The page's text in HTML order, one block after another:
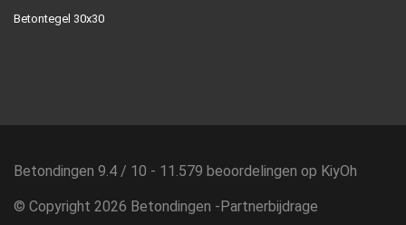
Betontegel 30x30
Betondingen 9.4 / 10 - 11.579 beoordelingen op KiyOh
© Copyright 2026 Betondingen - Partnerbijdrage